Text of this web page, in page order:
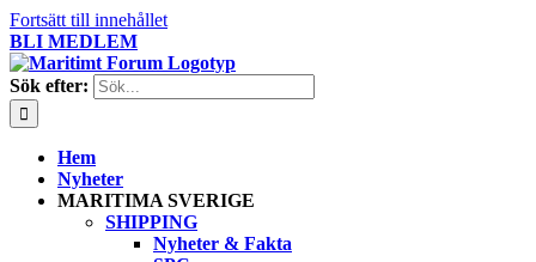
Fortsätt till innehållet
BLI MEDLEM
Sök efter:
Hem
Nyheter
MARITIMA SVERIGE
SHIPPING
Nyheter & Fakta